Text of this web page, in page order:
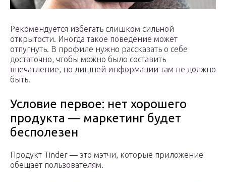
Рекомендуется избегать слишком сильной
открытости. Иногда такое поведение может
отпугнуть. В профиле нужно рассказать о себе
достаточно, чтобы можно было составить
впечатление, но лишней информации там не должно
быть.
Условие первое: нет хорошего
продукта — маркетинг будет
бесполезен
Продукт Tinder — это мэтчи, которые приложение
обещает пользователям.